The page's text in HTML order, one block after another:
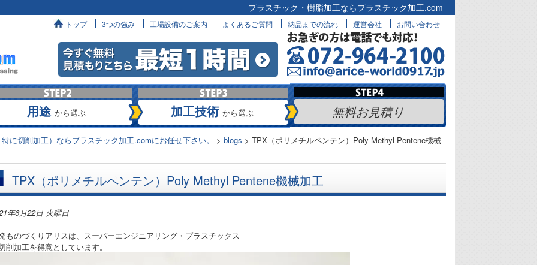
プラスチック・樹脂加工ならプラスチック加工.com
へ
トップ 3つの強み 工場設備のご案内 よくあるご質問 納品までの流れ 運営会社 お問い合わせ
用途 から選ぶ 加工技術 から選ぶ 無料お見積り
に切削加工）ならプラスチック加工.comにお任せ下さい。 > blogs > TPX（ポリメチルペンテン）Poly Methyl Pentene機械
TPX（ポリメチルペンテン）Poly Methyl Pentene機械加工
年6月22日 火曜日
ものづくりアリスは、スーパーエンジニアリング・プラスチックス
削加工を得意としています。